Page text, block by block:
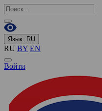
Язык: RU
RU BY EN
Войти